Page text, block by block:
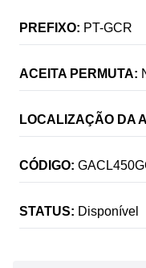
PREFIXO: PT-GCR
ACEITA PERMUTA:
LOCALIZAÇÃO DA
CÓDIGO:
STATUS: Disponível